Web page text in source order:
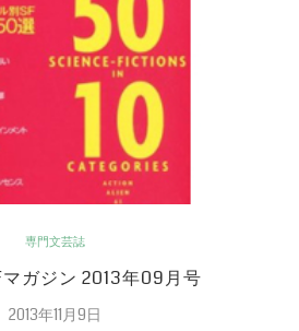
専門文芸誌
ガジン 2013年09月号
2013年11月9日